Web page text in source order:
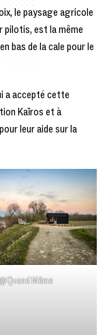
le paysage agricole
pilotis, est la même
bas de la cale pour le
a accepté cette
Kaïros et à
leur aide sur la
Même